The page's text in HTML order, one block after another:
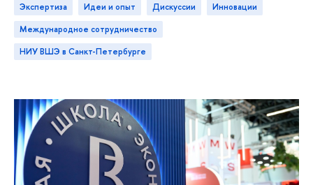
Экспертиза идеи и опыт дискуссии
инновации
международное сотрудничество
НИУ ВШЭ в Санкт-Петербурге